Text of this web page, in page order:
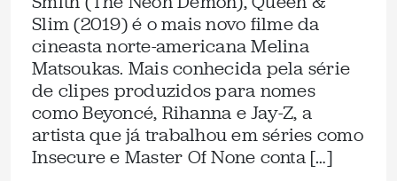
Slim (2019) é o mais novo filme da
cineasta norte-americana Melina
Matsoukas. Mais conhecida pela série
de clipes produzidos para nomes
como Beyoncé, Rihanna e Jay-Z, a
artista que já trabalhou em séries como
Insecure e Master Of None conta […]